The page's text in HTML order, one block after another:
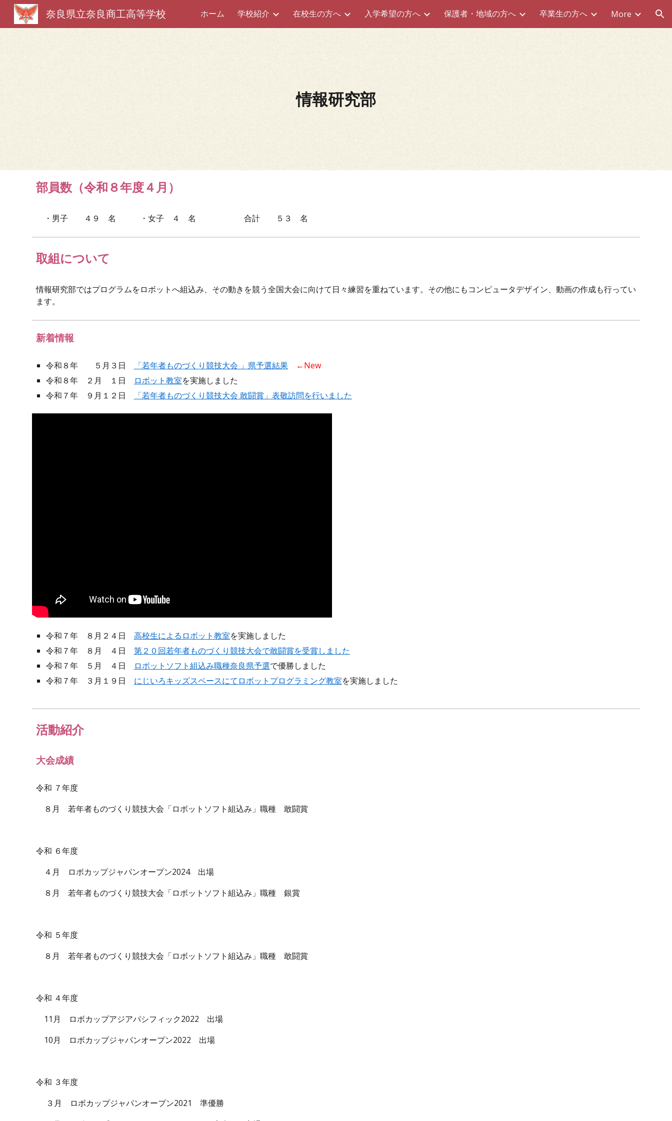
Skip to main content Skip to navigation
奈良県立奈良商工高等学校 ホーム 学校紹介 在校生の方へ 入学希望の方へ 保護者・地域の方へ 卒業生の方へ More
情報研究部
部員数（令和８年度４月）
・男子 ４９ 名 ・女子 ４ 名 合計 ５３ 名
取組について
情報研究部ではプログラムをロボットへ組込み、その動きを競う全国大会に向けて日々練習を重ねています。その他にもコンピュータデザイン、動画の作成も行ってい
ます。
新着情報
令和８年 ５月３日 「若年者ものづくり競技大会 」県予選結果
←New
令和８年 ２月 １日
ロボット教室を実施しました
令和７年 ９月１２日
「若年者ものづくり競技大会 敢闘賞」表敬訪問を行いました
令和７年 ８月２４日 高校生によるロボット教室を実施しました
令和７年 ８月 ４日 第２０回若年者ものづくり競技大会で敢闘賞を受賞しました
令和７年 ５月 ４日
ロボットソフト組込み職種奈良県予選で優勝しました
令和７年 ３月１９日 にじいろキッズスペースにてロボットプログラミング教室を実施しました
活動紹介
大会成績
令和 ７年度
８月 若年者ものづくり競技大会「ロボットソフト組込み」職種 敢闘賞
令和 ６年度
４月 ロボカップジャパンオープン2024 出場
８月 若年者ものづくり競技大会「ロボットソフト組込み」職種 銀賞
令和 ５年度
８月 若年者ものづくり競技大会「ロボットソフト組込み」職種 敢闘賞
令和 ４年度
11月 ロボカップアジアパシフィック2022 出場
10月 ロボカップジャパンオープン2022 出場
令和 ３年度
３月 ロボカップジャパンオープン2021 準優勝